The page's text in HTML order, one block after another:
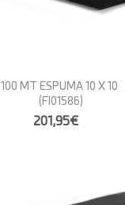
100 MT ESPUMA 10 X 10
(FI01586)
201,95€